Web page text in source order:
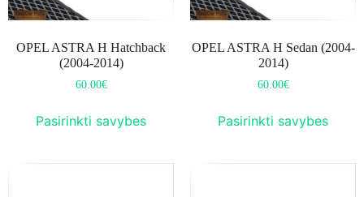
OPEL ASTRA H Hatchback
(2004-2014)
60.00€
Pasirinkti savybes
OPEL ASTRA H Sedan (2004-
2014)
60.00€
Pasirinkti savybes